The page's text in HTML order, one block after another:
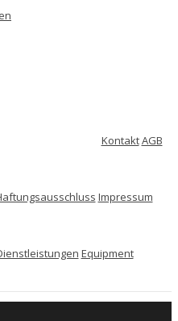
KontaktAGB
Impressum
Equipment